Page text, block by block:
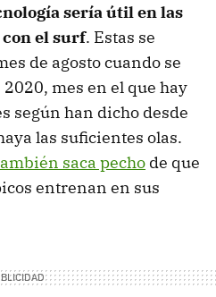
sería útil en las
el surf. Estas se
de agosto cuando se
mes en el que hay
según han dicho desde
las suficientes olas.
saca pecho de que
entrenan en sus